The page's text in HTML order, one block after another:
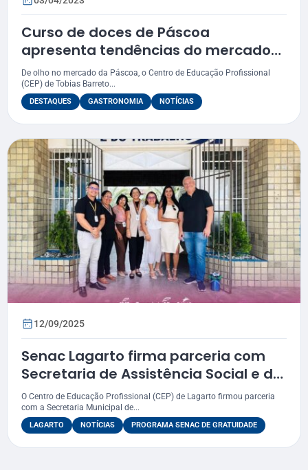
Curso de doces de Páscoa
apresenta tendências do mercado
para alunos do Senac em Tobias
Barreto
De olho no mercado da Páscoa, o Centro de Educação Profissional
(CEP) de Tobias Barreto...
DESTAQUES GASTRONOMIA NOTÍCIAS
12/09/2025
Senac Lagarto firma parceria com
Secretaria de Assistência Social e do
Trabalho de Boquim
O Centro de Educação Profissional (CEP) de Lagarto firmou parceria
com a Secretaria Municipal de...
LAGARTO NOTÍCIAS PROGRAMA SENAC DE GRATUIDADE